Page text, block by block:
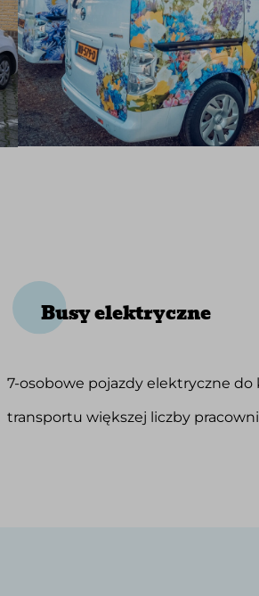
Busy elektryczne
7-osobowe pojazdy elektryczne
transportu większej liczby